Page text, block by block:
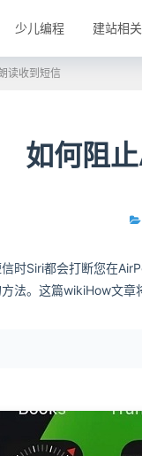
少儿编程 建站相关
读收到短信
如何阻
时Siri都会打断您在
法。这篇wikiHow文章